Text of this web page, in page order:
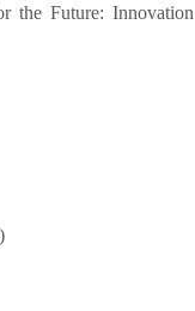
the Future: Innovation